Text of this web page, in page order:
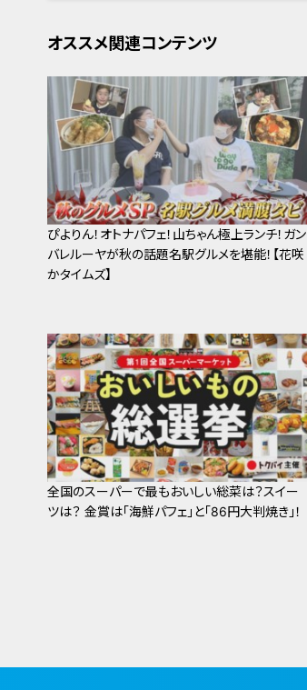
オススメ関連コンテンツ
ぴよりん！オトナパフェ！山ちゃん極上ランチ！ガン
バレルーヤが秋の話題名駅グルメを堪能！【花咲
かタイムズ】
全国のスーパーで最もおいしい総菜は？スイー
ツは？ 金賞は「海鮮パフェ」と「86円大判焼き」！